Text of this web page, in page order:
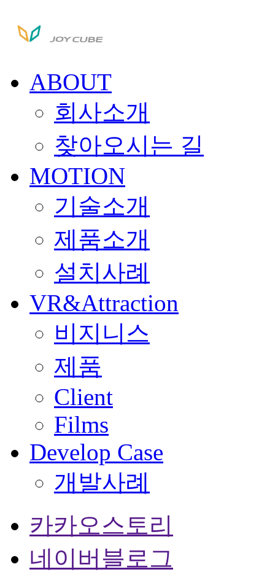
ABOUT
회사소개
찾아오시는 길
MOTION
기술소개
제품소개
설치사례
VR&Attraction
비지니스
제품
Client
Films
Develop Case
개발사례
카카오스토리
네이버블로그